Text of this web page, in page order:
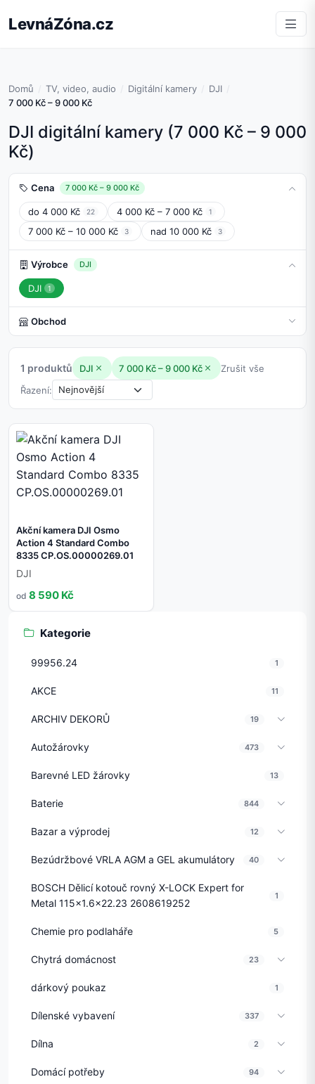
LevnáZóna.cz
Domů TV, video, audio Digitální kamery
DJI
7 000 Kč – 9 000 Kč
DJI digitální kamery (7 000 Kč – 9 000
Kč)
Cena 7 000 Kč – 9 000 Kč
do 4 000 Kč 22 4 000 Kč – 7 000 Kč 1
7 000 Kč – 10 000 Kč 3 nad 10 000 Kč 3
Výrobce DJI
DJI 1
Obchod
1 produktů DJI 7 000 Kč – 9 000 Kč
Zrušit vše
Řazení:
Akční kamera DJI Osmo
Action 4 Standard Combo
8335 CP.OS.00000269.01
DJI
od 8 590 Kč
Kategorie
99956.24 1
AKCE 11
ARCHIV DEKORŮ 19
Autožárovky 473
Barevné LED žárovky 13
Baterie 844
Bazar a výprodej 12
Bezúdržbové VRLA AGM a GEL akumulátory 40
BOSCH Dělicí kotouč rovný X-LOCK Expert for
Metal 115x1.6x22.23 2608619252
1
Chemie pro podlaháře 5
Chytrá domácnost 23
dárkový poukaz 1
Dílenské vybavení 337
Dílna 2
Domácí potřeby 94